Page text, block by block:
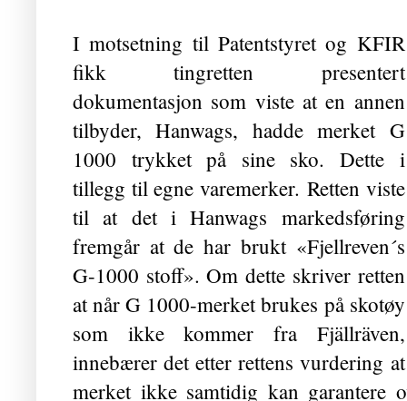
I motsetning til Patentstyret og KFIR
fikk tingretten presentert
dokumentasjon som viste at en annen
tilbyder, Hanwags, hadde merket G
1000 trykket på sine sko. Dette i
tillegg til egne varemerker.Retten viste
til at det i Hanwags markedsføring
fremgår at de har brukt «Fjellreven´s
G-1000 stoff». Om dette skriver retten
at når G 1000-merket brukes på skotøy
som ikke kommer fra Fjällräven,
innebærer det etter rettens vurdering at
merket ikke samtidig kan garantere